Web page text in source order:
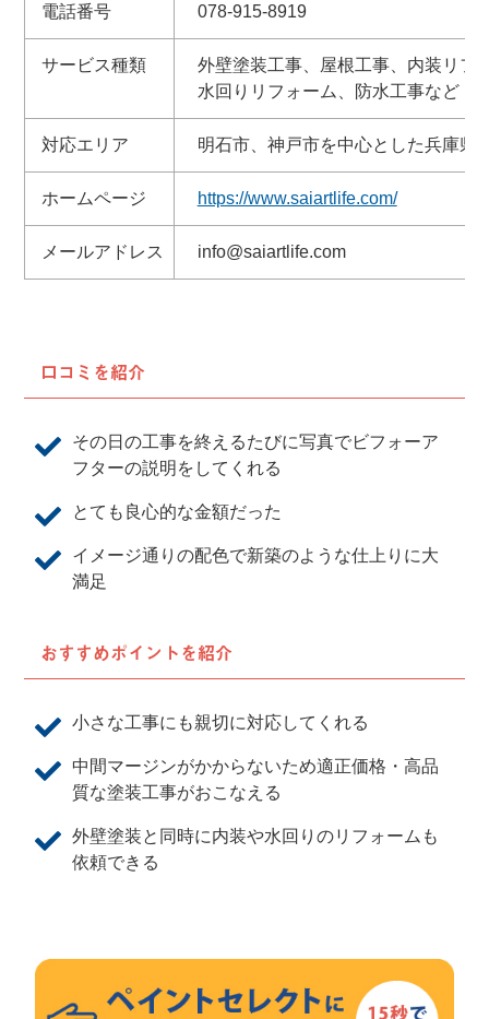
電話番号 078-915-8919
サービス種類
外壁塗装工事、屋根工事、内装リフ
水回りリフォーム、防水工事など
対応エリア 明石市、神戸市を中心とした兵庫県
ホームページ https://www.saiartlife.com/
メールアドレス info@saiartlife.com
口コミを紹介
その日の工事を終えるたびに写真でビフォーア
フターの説明をしてくれる
とても良心的な金額だった
イメージ通りの配色で新築のような仕上りに大
満足
おすすめポイントを紹介
小さな工事にも親切に対応してくれる
中間マージンがかからないため適正価格・高品
質な塗装工事がおこなえる
外壁塗装と同時に内装や水回りのリフォームも
依頼できる